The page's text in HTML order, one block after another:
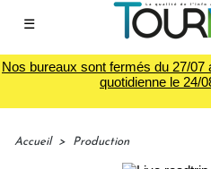
☰
Nos bureaux sont fermés du 27/07
quotidienne le 24/
Accueil > Production